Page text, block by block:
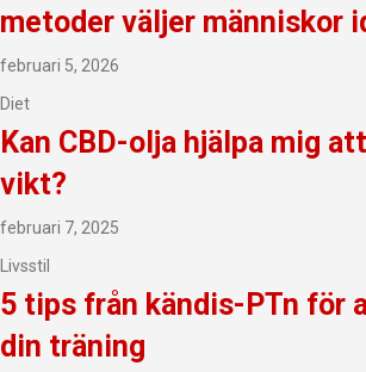
metoder väljer människor
februari 5, 2026
Diet
Kan CBD-olja hjälpa mig
vikt?
februari 7, 2025
Livsstil
5 tips från kändis-PTn för
din träning